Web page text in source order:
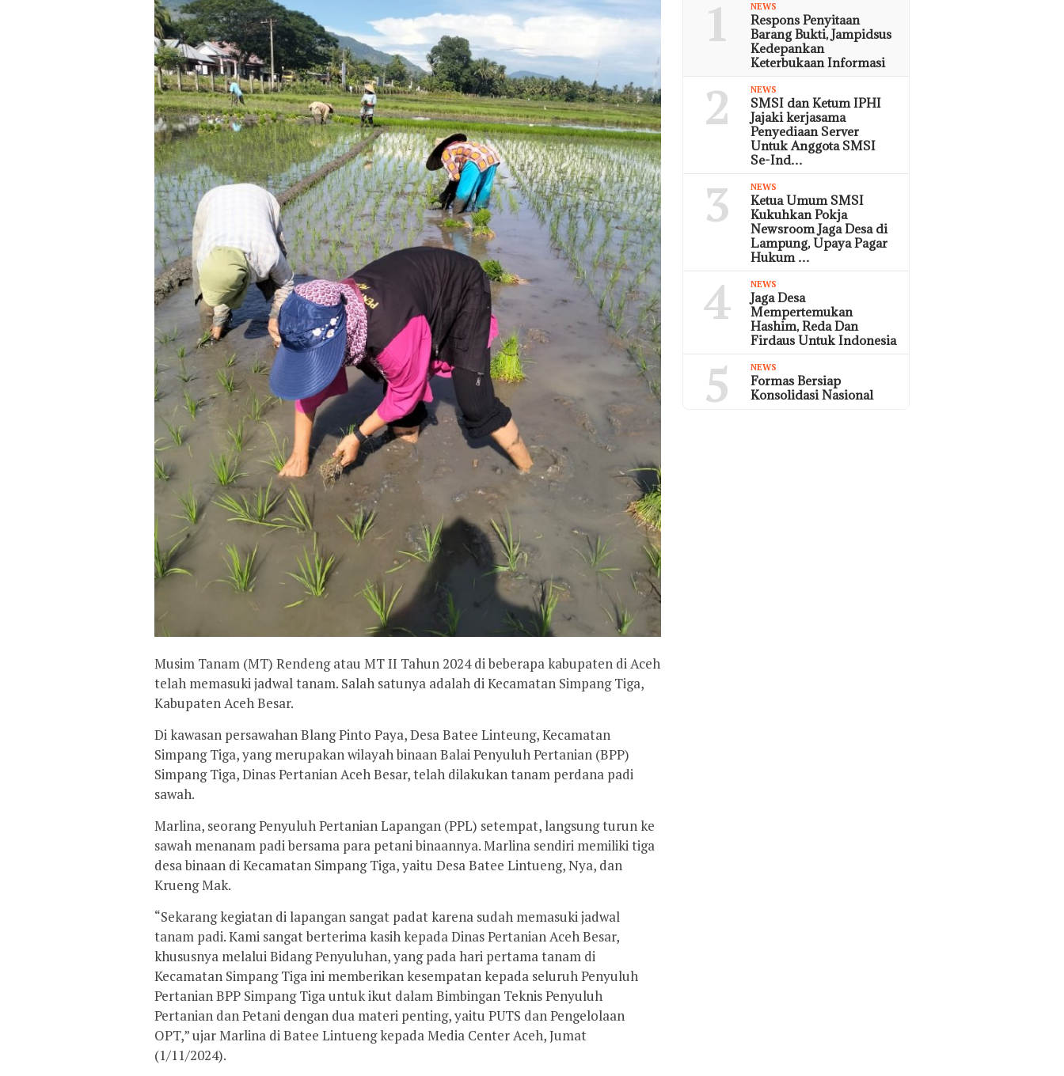
Musim Tanam (MT) Rendeng atau MT II Tahun 2024 di beberapa kabupaten di Aceh
telah memasuki jadwal tanam. Salah satunya adalah di Kecamatan Simpang Tiga,
Kabupaten Aceh Besar.
Di kawasan persawahan Blang Pinto Paya, Desa Batee Linteung, Kecamatan
Simpang Tiga, yang merupakan wilayah binaan Balai Penyuluh Pertanian (BPP)
Simpang Tiga, Dinas Pertanian Aceh Besar, telah dilakukan tanam perdana padi
sawah.
Marlina, seorang Penyuluh Pertanian Lapangan (PPL) setempat, langsung turun ke
sawah menanam padi bersama para petani binaannya. Marlina sendiri memiliki tiga
desa binaan di Kecamatan Simpang Tiga, yaitu Desa Batee Lintueng, Nya, dan
Krueng Mak.
“Sekarang kegiatan di lapangan sangat padat karena sudah memasuki jadwal
tanam padi. Kami sangat berterima kasih kepada Dinas Pertanian Aceh Besar,
khususnya melalui Bidang Penyuluhan, yang pada hari pertama tanam di
Kecamatan Simpang Tiga ini memberikan kesempatan kepada seluruh Penyuluh
Pertanian BPP Simpang Tiga untuk ikut dalam Bimbingan Teknis Penyuluh
Pertanian dan Petani dengan dua materi penting, yaitu PUTS dan Pengelolaan
OPT,” ujar Marlina di Batee Lintueng kepada Media Center Aceh, Jumat
(1/11/2024).
1 NEWS
Respons Penyitaan
Barang Bukti, Jampidsus
Kedepankan
Keterbukaan Informasi
2 NEWS
SMSI dan Ketum IPHI
Jajaki kerjasama
Penyediaan Server
Untuk Anggota SMSI
Se-Ind…
3 NEWS
Ketua Umum SMSI
Kukuhkan Pokja
Newsroom Jaga Desa di
Lampung, Upaya Pagar
Hukum …
4 NEWS
Jaga Desa
Mempertemukan
Hashim, Reda Dan
Firdaus Untuk Indonesia
5 NEWS
Formas Bersiap
Konsolidasi Nasional